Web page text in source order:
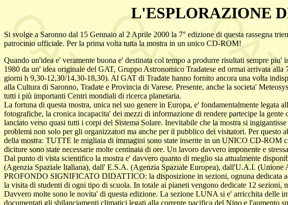
L'ESPLORAZIONE
Si svolge a Saronno dal 15 Gennaio al 2 Aprile 2000 la 7° edizione di questa rassegna
patrocinio ufficiale. Per la prima volta tutta la mostra in un unico CD-ROM!
Quando un'idea e' veramente buona e' destinata col tempo a produrre risultati sempre
1980 da un' idea originale del GAT, Gruppo Astronomico Tradatese ed ormai arrivata
giorni h 9,30-12,30/14,30-18,30). Al GAT di Tradate hanno fornito ancora una volta
alla Cultura di Saronno, Tradate e Provincia di Varese. Presente, anche la societa'
tutti i più importanti Centri mondiali di ricerca planetaria.
La fortuna di questa mostra, unica nel suo genere in Europa, e' fondamentalmente
fotografiche, la cronica incapacita' dei mezzi di informazione di rendere partecipe la
lanciato verso quasi tutti i corpi del Sistema Solare. Inevitabile che la mostra si
problemi non solo per gli organizzatori ma anche per il pubblico dei visitatori. Per questo
della mostra: TUTTE le migliaia di immagini sono state inserite in un UNICO CD-ROM
diciture sono state necessarie molte centinaia di ore. Un lavoro davvero imponente e
Dal punto di vista scientifico la mostra e' davvero quanto di meglio sia attualmente
(Agenzia Spaziale Italiana), dall' E.S.A. (Agenzia Spaziale Europea), dall'U.A.I.
PROFONDO SIGNIFICATO DIDATTICO: la disposizione in sezioni, ognuna dedicata
la visita di studenti di ogni tipo di scuola. In totale ai pianeti vengono dedicate 12
Davvero molte sono le novita' di questa edizione. La sezione LUNA si e' arricchita delle
documentati gli sbilanciamenti climatici legati alla corrente pacifica del Nino e l'aumento